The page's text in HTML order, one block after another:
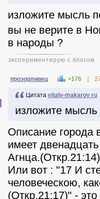
изложите мысль
вы не верите в
в народы ?
экспериментирую с блогом
прозорливец +176
Цитата vitaly-makarov ru
изложите мысль
Описание города
имеет
Или вот : "17 И
человеческою,
(Откр.21:17)" -